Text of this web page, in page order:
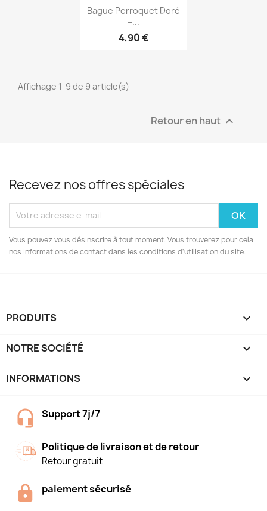
Aperçu rapide
Bague Perroquet Doré
–...
4,90 €
Affichage 1-9 de 9 article(s)
Retour en haut 
Recevez nos offres spéciales
Vous pouvez vous désinscrire à tout moment. Vous trouverez pour cela
nos informations de contact dans les conditions d'utilisation du site.
PRODUITS 
NOTRE SOCIÉTÉ 
INFORMATIONS keyboard_arrow_down
Support 7j/7
Politique de livraison et de retour
Retour gratuit
paiement sécurisé